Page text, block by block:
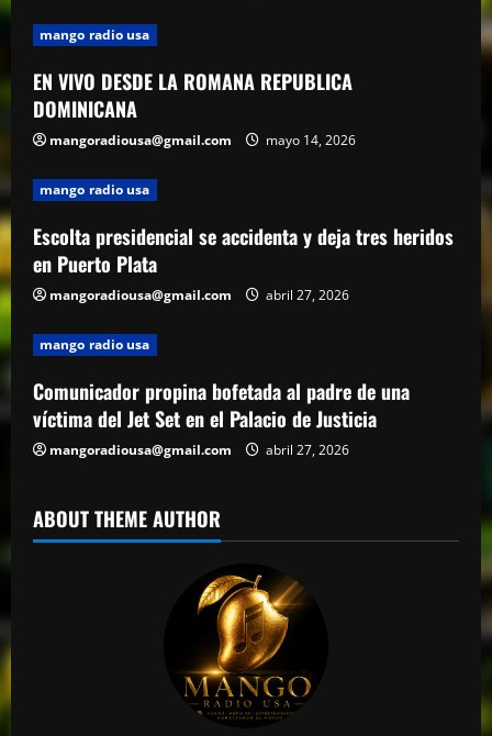
mango radio usa
EN VIVO DESDE LA ROMANA REPUBLICA
DOMINICANA
mangoradiousa@gmail.com mayo 14, 2026
mango radio usa
Escolta presidencial se accidenta y deja tres heridos
en Puerto Plata
mangoradiousa@gmail.com abril 27, 2026
mango radio usa
Comunicador propina bofetada al padre de una
víctima del Jet Set en el Palacio de Justicia
mangoradiousa@gmail.com abril 27, 2026
ABOUT THEME AUTHOR